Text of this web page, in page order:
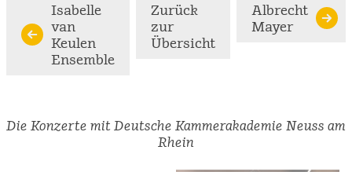
Isabelle
van
Keulen
Ensemble
Zurück
zur
Übersicht
Albrecht
Mayer
Die Konzerte mit Deutsche Kammerakademie Neuss am
Rhein